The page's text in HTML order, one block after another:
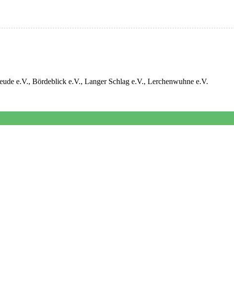
e.V., Bördeblick e.V., Langer Schlag e.V., Lerchenwuhne e.V.